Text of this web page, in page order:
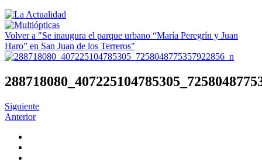
Volver a "Se inaugura el parque urbano “María Peregrín y Juan
Haro” en San Juan de los Terreros"
Siguiente
Anterior